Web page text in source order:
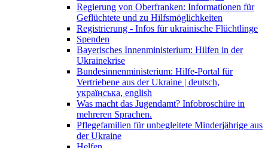
Regierung von Oberfranken: Informationen für
Geflüchtete und zu Hilfsmöglichkeiten
Registrierung - Infos für ukrainische Flüchtlinge
Spenden
Bayerisches Innenministerium: Hilfen in der
Ukrainekrise
Bundesinnenministerium: Hilfe-Portal für
Vertriebene aus der Ukraine | deutsch,
українська, english
Was macht das Jugendamt? Infobroschüre in
mehreren Sprachen.
Pflegefamilien für unbegleitete Minderjährige aus
der Ukraine